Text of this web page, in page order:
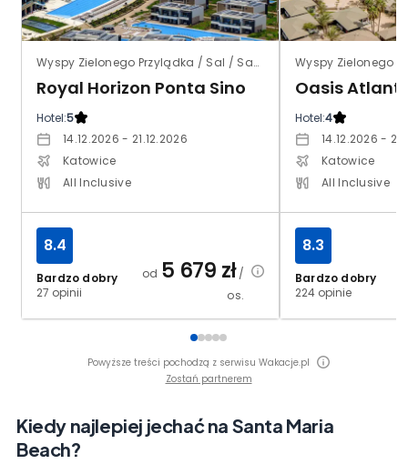
Wyspy Zielonego Przylądka / Sal / Santa Maria
Royal Horizon Ponta Sino
Hotel:5
14.12.2026 - 21.12.2026
Katowice
All Inclusive
Bardzo dobry
27 opinii
8.4
od 5 679 zł/
os.
Hotel:4
14.12.2026 -
Katowice
All Inclusive
Bardzo dobry
224 opinie
8.3
Powyższe treści pochodzą z serwisu Wakacje.pl
Zostań partnerem
Kiedy najlepiej jechać na Santa Maria
Beach?